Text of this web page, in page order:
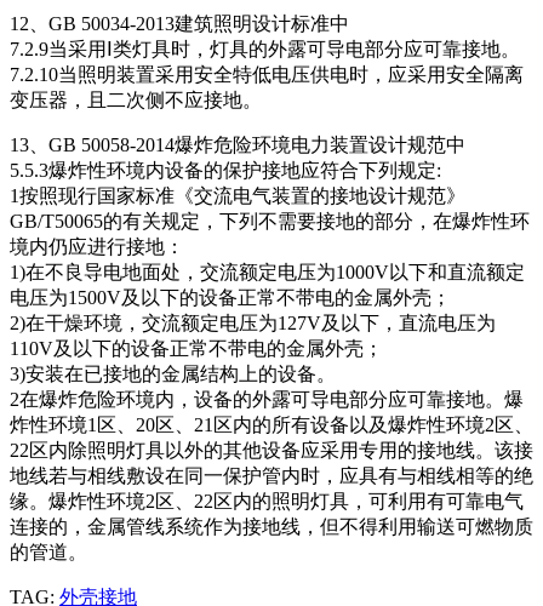
12、GB 50034-2013建筑照明设计标准中
7.2.9当采用Ⅰ类灯具时，灯具的外露可导电部分应可靠接地。
7.2.10当照明装置采用安全特低电压供电时，应采用安全隔离
变压器，且二次侧不应接地。
13、GB 50058-2014爆炸危险环境电力装置设计规范中
5.5.3爆炸性环境内设备的保护接地应符合下列规定:
1按照现行国家标准《交流电气装置的接地设计规范》
GB/T50065的有关规定，下列不需要接地的部分，在爆炸性环
境内仍应进行接地：
1)在不良导电地面处，交流额定电压为1000V以下和直流额定
电压为1500V及以下的设备正常不带电的金属外壳；
2)在干燥环境，交流额定电压为127V及以下，直流电压为
110V及以下的设备正常不带电的金属外壳；
3)安装在已接地的金属结构上的设备。
2在爆炸危险环境内，设备的外露可导电部分应可靠接地。爆
炸性环境1区、20区、21区内的所有设备以及爆炸性环境2区、
22区内除照明灯具以外的其他设备应采用专用的接地线。该接
地线若与相线敷设在同一保护管内时，应具有与相线相等的绝
缘。爆炸性环境2区、22区内的照明灯具，可利用有可靠电气
连接的，金属管线系统作为接地线，但不得利用输送可燃物质
的管道。
TAG: 外壳接地